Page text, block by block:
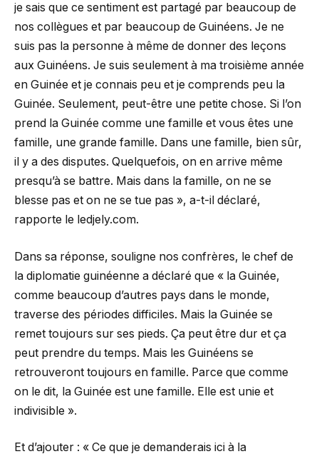
je sais que ce sentiment est partagé par beaucoup de
nos collègues et par beaucoup de Guinéens. Je ne
suis pas la personne à même de donner des leçons
aux Guinéens. Je suis seulement à ma troisième année
en Guinée et je connais peu et je comprends peu la
Guinée. Seulement, peut-être une petite chose. Si l’on
prend la Guinée comme une famille et vous êtes une
famille, une grande famille. Dans une famille, bien sûr,
il y a des disputes. Quelquefois, on en arrive même
presqu’à se battre. Mais dans la famille, on ne se
blesse pas et on ne se tue pas », a-t-il déclaré,
rapporte le ledjely.com.
Dans sa réponse, souligne nos confrères, le chef de
la diplomatie guinéenne a déclaré que « la Guinée,
comme beaucoup d’autres pays dans le monde,
traverse des périodes difficiles. Mais la Guinée se
remet toujours sur ses pieds. Ça peut être dur et ça
peut prendre du temps. Mais les Guinéens se
retrouveront toujours en famille. Parce que comme
on le dit, la Guinée est une famille. Elle est unie et
indivisible ».
Et d’ajouter : « Ce que je demanderais ici à la